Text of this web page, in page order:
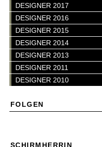
DESIGNER 2017
DESIGNER 2016
DESIGNER 2015
DESIGNER 2014
DESIGNER 2013
DESIGNER 2011
DESIGNER 2010
FOLGEN
SCHIRMHERRIN